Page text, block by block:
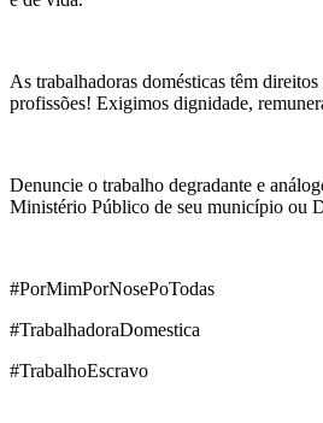
As trabalhadoras domésticas têm
profissões! Exigimos dignidade,
Denuncie o trabalho degradante e
Ministério Público de seu município ou
#PorMimPorNosePoTodas
#TrabalhadoraDomestica
#TrabalhoEscravo